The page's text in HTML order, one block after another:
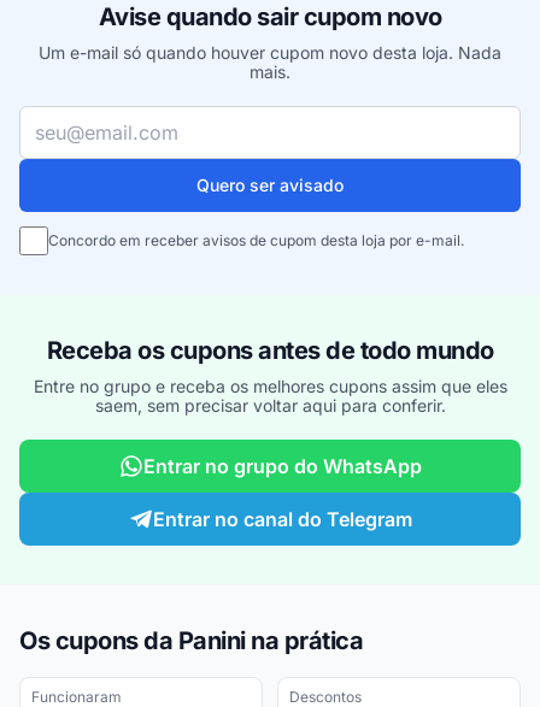
Avise quando sair cupom novo
Um e-mail só quando houver cupom novo desta loja. Nada
mais.
Seu e-mail
Quero ser avisado
Concordo em receber avisos de cupom desta loja por e-mail.
Receba os cupons antes de todo mundo
Entre no grupo e receba os melhores cupons assim que eles
saem, sem precisar voltar aqui para conferir.
Entrar no grupo do WhatsApp
Entrar no canal do Telegram
Os cupons da Panini na prática
Funcionaram Descontos